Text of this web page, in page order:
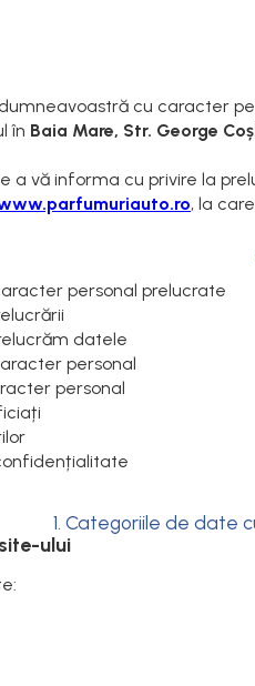
cu caracter
în Baia Mare, Str. George
a vă informa cu privire la
, la
personal prelucrate
datele
personal
personal
1. Categoriile de date
ului